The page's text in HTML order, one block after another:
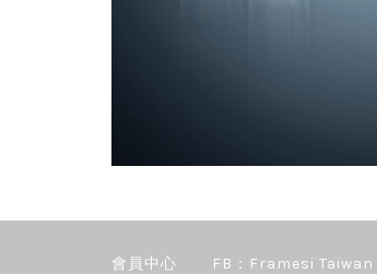
會員中心 FB：Framesi Taiwan